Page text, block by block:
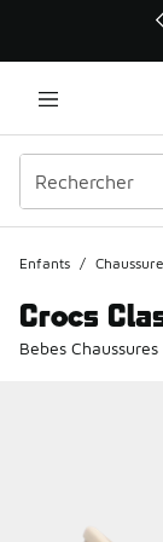
Ce lien ouvrira
Enfants /
Crocs
Bebes Chaussures